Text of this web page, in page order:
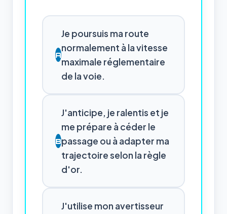
A
Je poursuis ma route
normalement à la vitesse
maximale réglementaire
de la voie.
B
J'anticipe, je ralentis et je
me prépare à céder le
passage ou à adapter ma
trajectoire selon la règle
d'or.
J'utilise mon avertisseur